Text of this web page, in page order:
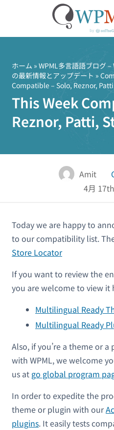
ホーム » WPML多言語語ブログ
の最新情報とアップデート »
Compatible – Solo, Reznor,
This Week
Reznor, Patti,
Amit
4月
Today we are happy to
to our compatibility list.
Store Locator
If you want to review the
you are welcome to view it
Multilingual Ready
Multilingual Ready
Also, if you’re a theme or
with WPML, we welcome
us at go global program
In order to expedite the
theme or plugin with our
plugins. It easily tests